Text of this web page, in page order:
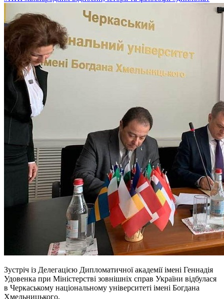
Зустріч із Делегацією Дипломатичної академії імені Геннадія
Удовенка при Міністерстві зовнішніх справ України відбулася
в Черкаському національному університеті імені Богдана
Хмельницького.